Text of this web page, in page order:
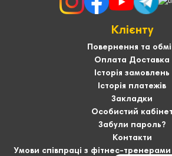
Клієнту
Повернення та
Оплата Доставка
Історія замовлень
Історія платежів
Закладки
Особистий кабінет
Забули пароль?
Контакти
Умови співпраці з фітнес-